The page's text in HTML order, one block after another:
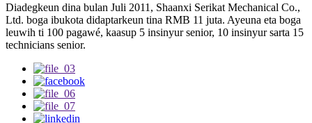
Diadegkeun dina bulan Juli 2011, Shaanxi Serikat Mechanical Co.,
Ltd. boga ibukota didaptarkeun tina RMB 11 juta. Ayeuna eta boga
leuwih ti 100 pagawé, kaasup 5 insinyur senior, 10 insinyur sarta 15
technicians senior.